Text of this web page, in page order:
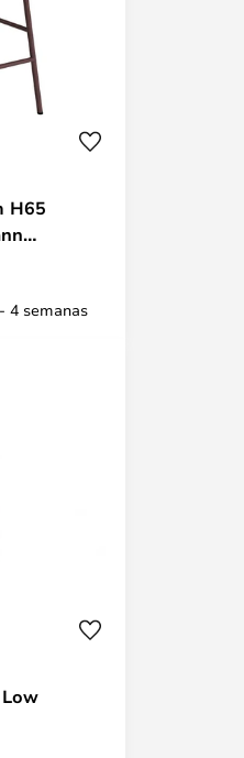
H65
4 semanas